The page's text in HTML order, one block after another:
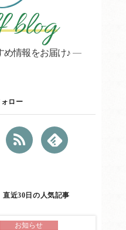
め情報をお届け♪
ォロー
直近30日の人気記事
お知らせ